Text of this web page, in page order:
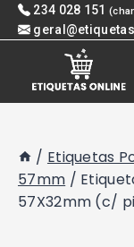
Skip 234 028 151
/ Etiquetas
57mm /
57X32mm (c/